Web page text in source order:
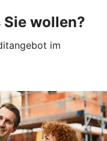
Sie wollen?
im